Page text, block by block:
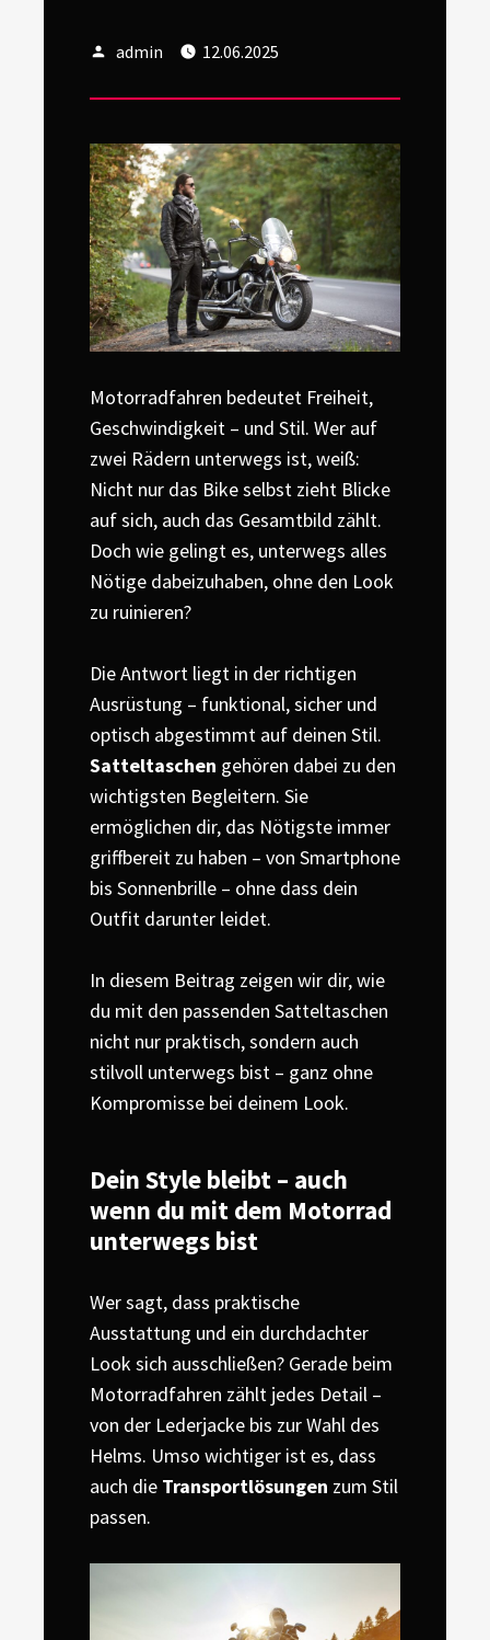
Author
admin
Posted
12.06.2025
Motorradfahren bedeutet Freiheit,
Geschwindigkeit – und Stil. Wer auf
zwei Rädern unterwegs ist, weiß:
Nicht nur das Bike selbst zieht Blicke
auf sich, auch das Gesamtbild zählt.
Doch wie gelingt es, unterwegs alles
Nötige dabeizuhaben, ohne den Look
zu ruinieren?
Die Antwort liegt in der richtigen
Ausrüstung – funktional, sicher und
optisch abgestimmt auf deinen Stil.
Satteltaschen gehören dabei zu den
wichtigsten Begleitern. Sie
ermöglichen dir, das Nötigste immer
griffbereit zu haben – von Smartphone
bis Sonnenbrille – ohne dass dein
Outfit darunter leidet.
In diesem Beitrag zeigen wir dir, wie
du mit den passenden Satteltaschen
nicht nur praktisch, sondern auch
stilvoll unterwegs bist – ganz ohne
Kompromisse bei deinem Look.
Dein Style bleibt – auch
wenn du mit dem Motorrad
unterwegs bist
Wer sagt, dass praktische
Ausstattung und ein durchdachter
Look sich ausschließen? Gerade beim
Motorradfahren zählt jedes Detail –
von der Lederjacke bis zur Wahl des
Helms. Umso wichtiger ist es, dass
auch die Transportlösungen zum Stil
passen.